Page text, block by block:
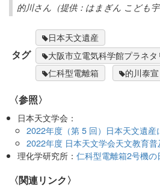
的川さん（提供：はまぎん こども宇
タグ
日本天文遺産
大阪市立電気科学館プラネタ
仁科型電離箱
的川泰宣
〈参照〉
日本天文学会：
2022年度（第 5 回）日本天文遺産
2022年度 日本天文学会天文教育普
理化学研究所：仁科型電離箱2号機
〈関連リンク〉